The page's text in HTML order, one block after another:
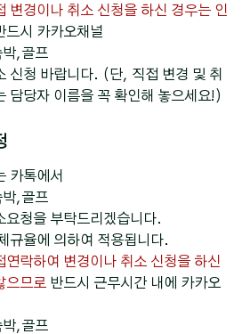
변경이나 취소 신청을 하신 경우는 인
드시 카카오채널
박,골프
신청 바랍니다. (단, 직접 변경 및 취
담당자 이름을 꼭 확인해 놓으세요!)
카톡에서
박,골프
요청을 부탁드리겠습니다.
규율에 의하여 적용됩니다.
연락하여 변경이나 취소 신청을 하신
으므로 반드시 근무시간 내에 카카오
박,골프